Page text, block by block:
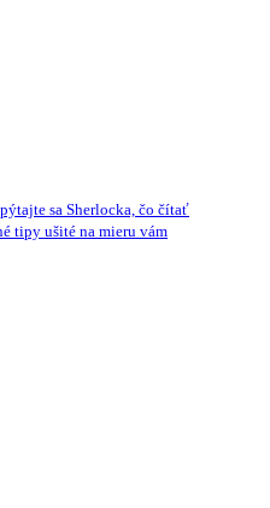
sa Sherlocka, čo čítať
tipy ušité na mieru vám